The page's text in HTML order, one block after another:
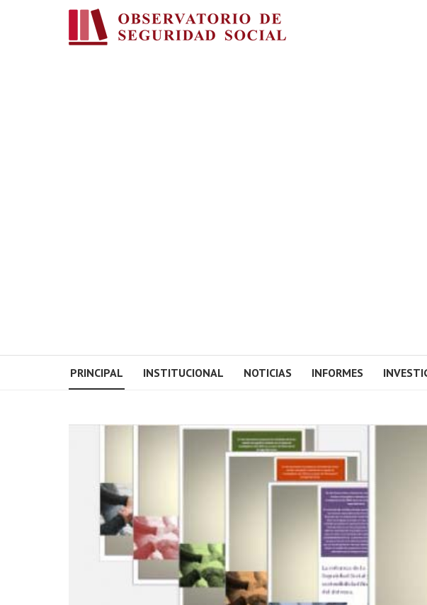
PRINCIPAL INSTITUCIONAL NOTICIAS INFORMES